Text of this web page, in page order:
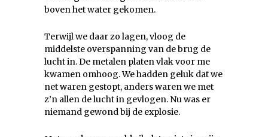
boven het water gekomen.
Terwijl we daar zo lagen, vloog de
middelste overspanning van de brug de
lucht in. De metalen platen vlak voor me
kwamen omhoog. We hadden geluk dat we
net waren gestopt, anders waren we met
z’n allen de lucht in gevlogen. Nu was er
niemand gewond bij de explosie.